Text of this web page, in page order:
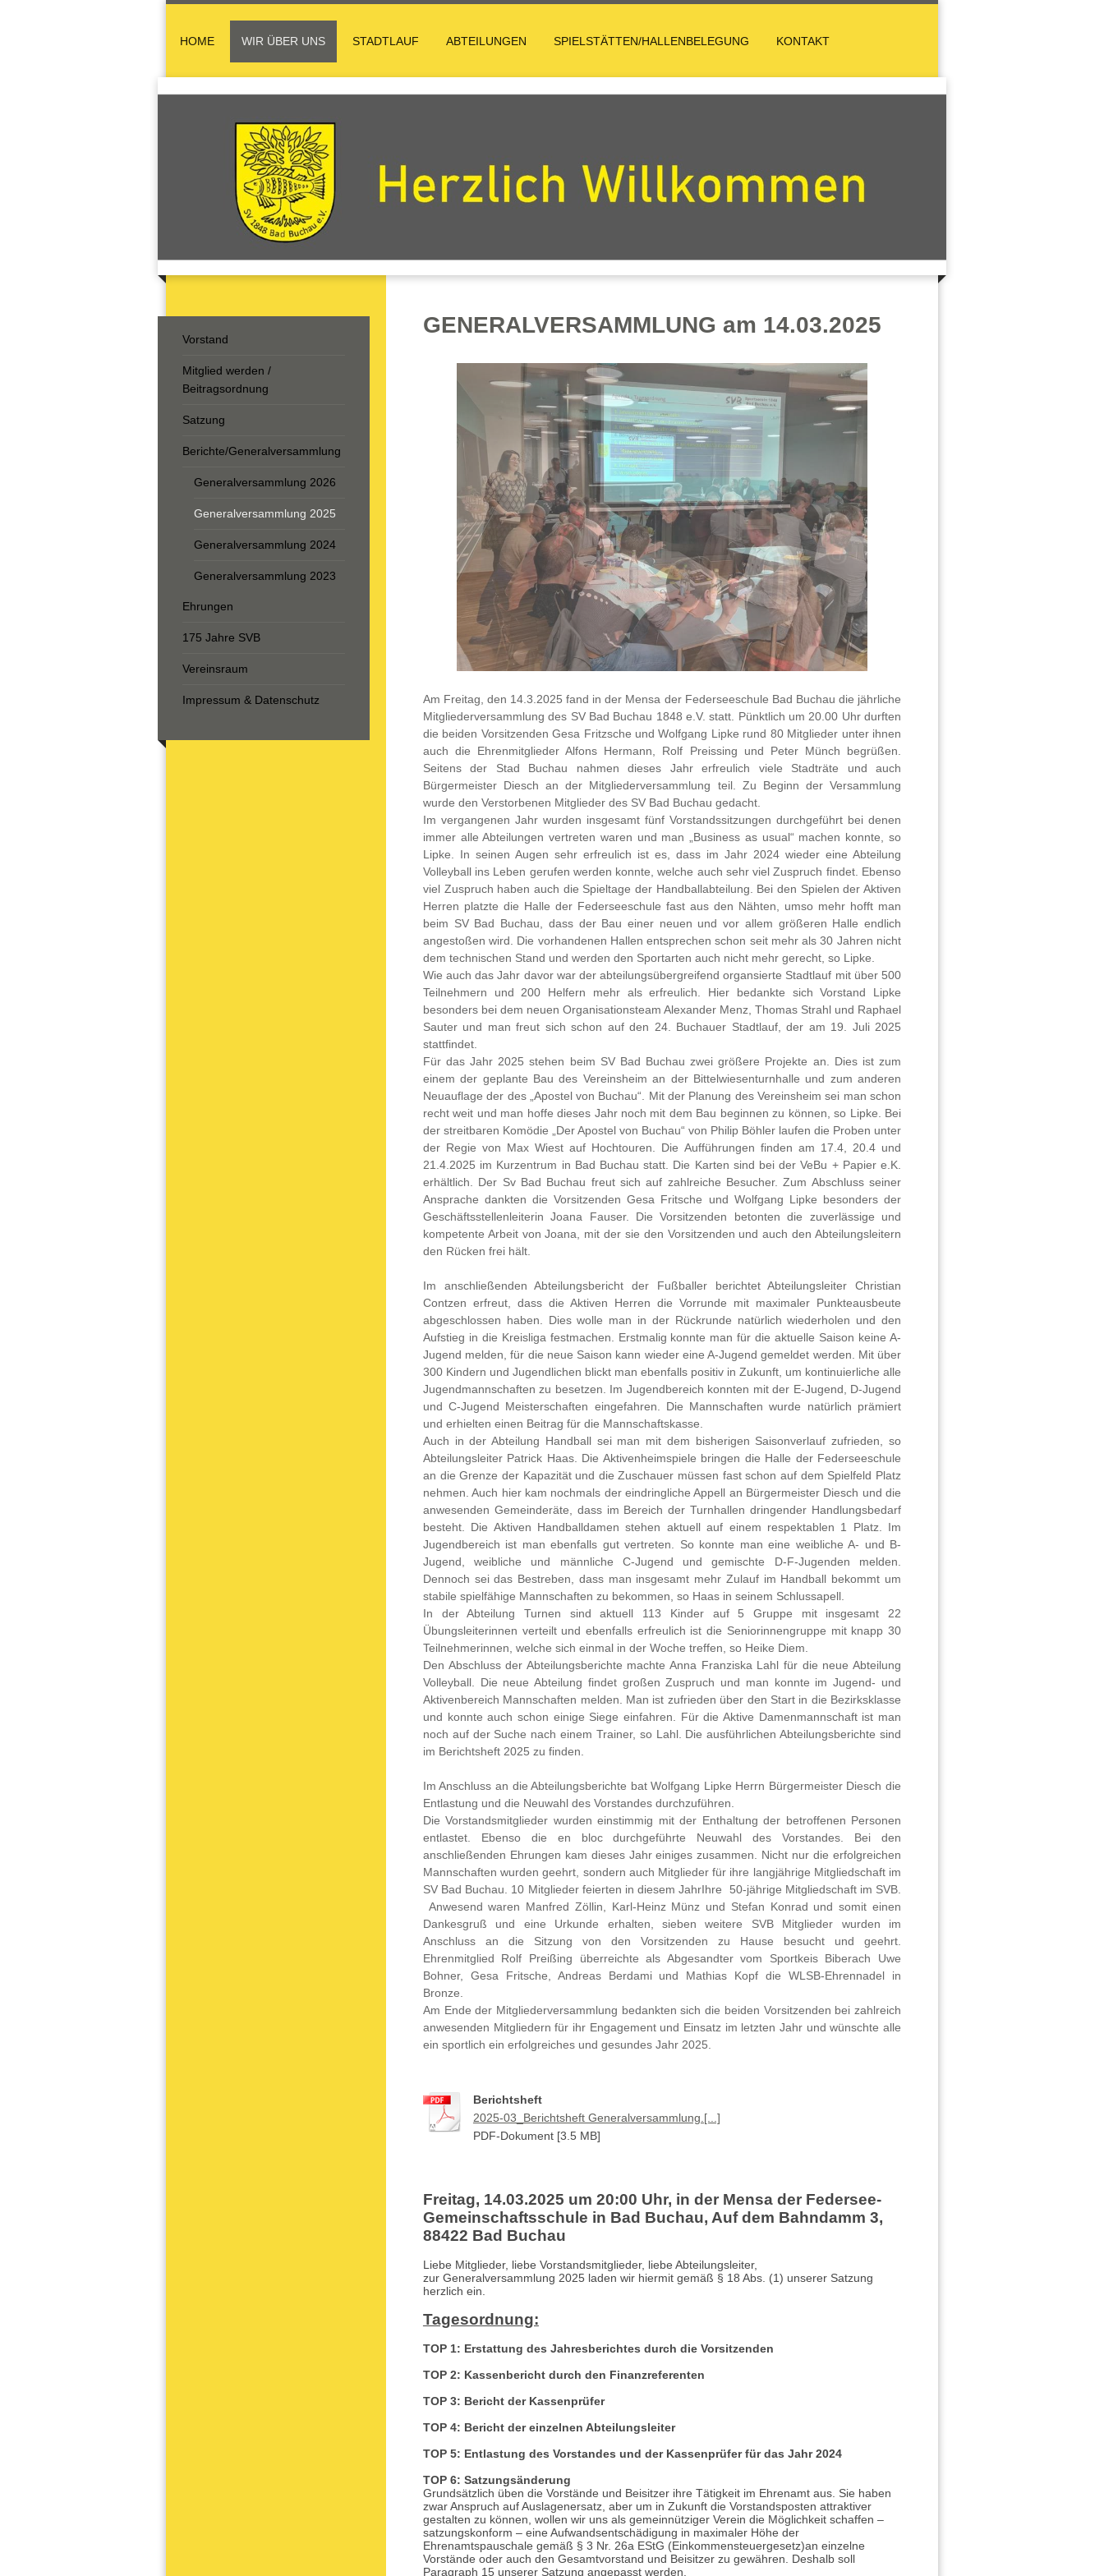
HOME WIR ÜBER UNS STADTLAUF ABTEILUNGEN SPIELSTÄTTEN/HALLENBELEGUNG KONTAKT
GENERALVERSAMMLUNG am 14.03.2025
Am Freitag, den 14.3.2025 fand in der Mensa der Federseeschule Bad Buchau die jährliche
Mitgliederversammlung des SV Bad Buchau 1848 e.V. statt. Pünktlich um 20.00 Uhr durften
die beiden Vorsitzenden Gesa Fritzsche und Wolfgang Lipke rund 80 Mitglieder unter ihnen
auch die Ehrenmitglieder Alfons Hermann, Rolf Preissing und Peter Münch begrüßen.
Seitens der Stad Buchau nahmen dieses Jahr erfreulich viele Stadträte und auch
Bürgermeister Diesch an der Mitgliederversammlung teil. Zu Beginn der Versammlung
wurde den Verstorbenen Mitglieder des SV Bad Buchau gedacht.
Im vergangenen Jahr wurden insgesamt fünf Vorstandssitzungen durchgeführt bei denen
immer alle Abteilungen vertreten waren und man „Business as usual“ machen konnte, so
Lipke. In seinen Augen sehr erfreulich ist es, dass im Jahr 2024 wieder eine Abteilung
Volleyball ins Leben gerufen werden konnte, welche auch sehr viel Zuspruch findet. Ebenso
viel Zuspruch haben auch die Spieltage der Handballabteilung. Bei den Spielen der Aktiven
Herren platzte die Halle der Federseeschule fast aus den Nähten, umso mehr hofft man
beim SV Bad Buchau, dass der Bau einer neuen und vor allem größeren Halle endlich
angestoßen wird. Die vorhandenen Hallen entsprechen schon seit mehr als 30 Jahren nicht
dem technischen Stand und werden den Sportarten auch nicht mehr gerecht, so Lipke.
Wie auch das Jahr davor war der abteilungsübergreifend organsierte Stadtlauf mit über 500
Teilnehmern und 200 Helfern mehr als erfreulich. Hier bedankte sich Vorstand Lipke
besonders bei dem neuen Organisationsteam Alexander Menz, Thomas Strahl und Raphael
Sauter und man freut sich schon auf den 24. Buchauer Stadtlauf, der am 19. Juli 2025
stattfindet.
Für das Jahr 2025 stehen beim SV Bad Buchau zwei größere Projekte an. Dies ist zum
einem der geplante Bau des Vereinsheim an der Bittelwiesenturnhalle und zum anderen
Neuauflage der des „Apostel von Buchau“. Mit der Planung des Vereinsheim sei man schon
recht weit und man hoffe dieses Jahr noch mit dem Bau beginnen zu können, so Lipke. Bei
der streitbaren Komödie „Der Apostel von Buchau“ von Philip Böhler laufen die Proben unter
der Regie von Max Wiest auf Hochtouren. Die Aufführungen finden am 17.4, 20.4 und
21.4.2025 im Kurzentrum in Bad Buchau statt. Die Karten sind bei der VeBu + Papier e.K.
erhältlich. Der Sv Bad Buchau freut sich auf zahlreiche Besucher. Zum Abschluss seiner
Ansprache dankten die Vorsitzenden Gesa Fritsche und Wolfgang Lipke besonders der
Geschäftsstellenleiterin Joana Fauser. Die Vorsitzenden betonten die zuverlässige und
kompetente Arbeit von Joana, mit der sie den Vorsitzenden und auch den Abteilungsleitern
den Rücken frei hält.
Im anschließenden Abteilungsbericht der Fußballer berichtet Abteilungsleiter Christian
Contzen erfreut, dass die Aktiven Herren die Vorrunde mit maximaler Punkteausbeute
abgeschlossen haben. Dies wolle man in der Rückrunde natürlich wiederholen und den
Aufstieg in die Kreisliga festmachen. Erstmalig konnte man für die aktuelle Saison keine A-
Jugend melden, für die neue Saison kann wieder eine A-Jugend gemeldet werden. Mit über
300 Kindern und Jugendlichen blickt man ebenfalls positiv in Zukunft, um kontinuierliche alle
Jugendmannschaften zu besetzen. Im Jugendbereich konnten mit der E-Jugend, D-Jugend
und C-Jugend Meisterschaften eingefahren. Die Mannschaften wurde natürlich prämiert
und erhielten einen Beitrag für die Mannschaftskasse.
Auch in der Abteilung Handball sei man mit dem bisherigen Saisonverlauf zufrieden, so
Abteilungsleiter Patrick Haas. Die Aktivenheimspiele bringen die Halle der Federseeschule
an die Grenze der Kapazität und die Zuschauer müssen fast schon auf dem Spielfeld Platz
nehmen. Auch hier kam nochmals der eindringliche Appell an Bürgermeister Diesch und die
anwesenden Gemeinderäte, dass im Bereich der Turnhallen dringender Handlungsbedarf
besteht. Die Aktiven Handballdamen stehen aktuell auf einem respektablen 1 Platz. Im
Jugendbereich ist man ebenfalls gut vertreten. So konnte man eine weibliche A- und B-
Jugend, weibliche und männliche C-Jugend und gemischte D-F-Jugenden melden.
Dennoch sei das Bestreben, dass man insgesamt mehr Zulauf im Handball bekommt um
stabile spielfähige Mannschaften zu bekommen, so Haas in seinem Schlussapell.
In der Abteilung Turnen sind aktuell 113 Kinder auf 5 Gruppe mit insgesamt 22
Übungsleiterinnen verteilt und ebenfalls erfreulich ist die Seniorinnengruppe mit knapp 30
Teilnehmerinnen, welche sich einmal in der Woche treffen, so Heike Diem.
Den Abschluss der Abteilungsberichte machte Anna Franziska Lahl für die neue Abteilung
Volleyball. Die neue Abteilung findet großen Zuspruch und man konnte im Jugend- und
Aktivenbereich Mannschaften melden. Man ist zufrieden über den Start in die Bezirksklasse
und konnte auch schon einige Siege einfahren. Für die Aktive Damenmannschaft ist man
noch auf der Suche nach einem Trainer, so Lahl. Die ausführlichen Abteilungsberichte sind
im Berichtsheft 2025 zu finden.
Im Anschluss an die Abteilungsberichte bat Wolfgang Lipke Herrn Bürgermeister Diesch die
Entlastung und die Neuwahl des Vorstandes durchzuführen.
Die Vorstandsmitglieder wurden einstimmig mit der Enthaltung der betroffenen Personen
entlastet. Ebenso die en bloc durchgeführte Neuwahl des Vorstandes. Bei den
anschließenden Ehrungen kam dieses Jahr einiges zusammen. Nicht nur die erfolgreichen
Mannschaften wurden geehrt, sondern auch Mitglieder für ihre langjährige Mitgliedschaft im
SV Bad Buchau. 10 Mitglieder feierten in diesem JahrIhre 50-jährige Mitgliedschaft im SVB.
Anwesend waren Manfred Zöllin, Karl-Heinz Münz und Stefan Konrad und somit einen
Dankesgruß und eine Urkunde erhalten, sieben weitere SVB Mitglieder wurden im
Anschluss an die Sitzung von den Vorsitzenden zu Hause besucht und geehrt.
Ehrenmitglied Rolf Preißing überreichte als Abgesandter vom Sportkeis Biberach Uwe
Bohner, Gesa Fritsche, Andreas Berdami und Mathias Kopf die WLSB-Ehrennadel in
Bronze.
Am Ende der Mitgliederversammlung bedankten sich die beiden Vorsitzenden bei zahlreich
anwesenden Mitgliedern für ihr Engagement und Einsatz im letzten Jahr und wünschte alle
ein sportlich ein erfolgreiches und gesundes Jahr 2025.
Berichtsheft
2025-03_Berichtsheft Generalversammlung.[...]
PDF-Dokument [3.5 MB]
Freitag, 14.03.2025 um 20:00 Uhr, in der Mensa der Federsee-
Gemeinschaftsschule in Bad Buchau, Auf dem Bahndamm 3,
88422 Bad Buchau
Liebe Mitglieder, liebe Vorstandsmitglieder, liebe Abteilungsleiter,
zur Generalversammlung 2025 laden wir hiermit gemäß § 18 Abs. (1) unserer Satzung
herzlich ein.
Tagesordnung:
TOP 1: Erstattung des Jahresberichtes durch die Vorsitzenden
TOP 2: Kassenbericht durch den Finanzreferenten
TOP 3: Bericht der Kassenprüfer
TOP 4: Bericht der einzelnen Abteilungsleiter
TOP 5: Entlastung des Vorstandes und der Kassenprüfer für das Jahr 2024
TOP 6: Satzungsänderung
Grundsätzlich üben die Vorstände und Beisitzer ihre Tätigkeit im Ehrenamt aus. Sie haben
zwar Anspruch auf Auslagenersatz, aber um in Zukunft die Vorstandsposten attraktiver
gestalten zu können, wollen wir uns als gemeinnütziger Verein die Möglichkeit schaffen –
satzungskonform – eine Aufwandsentschädigung in maximaler Höhe der
Ehrenamtspauschale gemäß § 3 Nr. 26a EStG (Einkommensteuergesetz)an einzelne
Vorstände oder auch den Gesamtvorstand und Beisitzer zu gewähren. Deshalb soll
Paragraph 15 unserer Satzung angepasst werden.
Vorstand
Mitglied werden /
Beitragsordnung
Satzung
Berichte/Generalversammlung
Generalversammlung 2026
Generalversammlung 2025
Generalversammlung 2024
Generalversammlung 2023
Ehrungen
175 Jahre SVB
Vereinsraum
Impressum & Datenschutz